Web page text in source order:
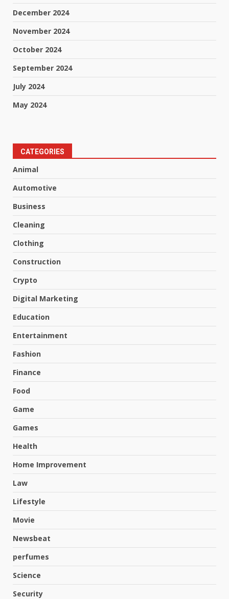
December 2024
November 2024
October 2024
September 2024
July 2024
May 2024
CATEGORIES
Animal
Automotive
Business
Cleaning
Clothing
Construction
Crypto
Digital Marketing
Education
Entertainment
Fashion
Finance
Food
Game
Games
Health
Home Improvement
Law
Lifestyle
Movie
Newsbeat
perfumes
Science
Security